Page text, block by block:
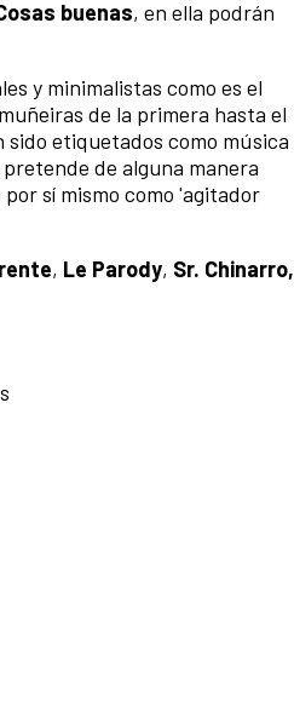
buenas, en ella podrán
y minimalistas como es el
de la primera hasta el
sido etiquetados como música
de alguna manera
sí mismo como 'agitador
, Le Parody, Sr. Chinarro,